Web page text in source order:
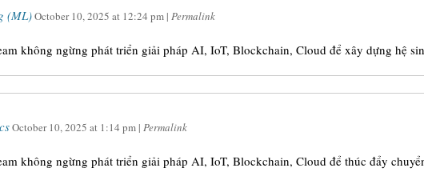
(ML)October 10, 2025 at 12:24 pm | Permalink
không ngừng phát triển giải pháp AI, IoT, Blockchain, Cloud để xây dựng hệ
October 10, 2025 at 1:14 pm | Permalink
không ngừng phát triển giải pháp AI, IoT, Blockchain, Cloud để thúc đẩy